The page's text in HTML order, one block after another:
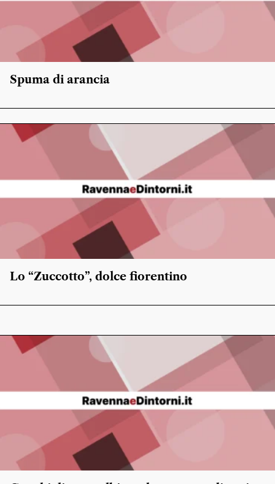
Spuma di arancia
Lo “Zuccotto”, dolce fiorentino